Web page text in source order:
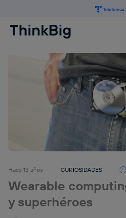
Hace 13 años CURIOSIDADES
Wearable
y superhéroes